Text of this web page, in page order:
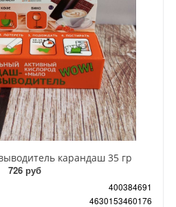
карандаш 35 гр
726 руб
400384691
4630153460176